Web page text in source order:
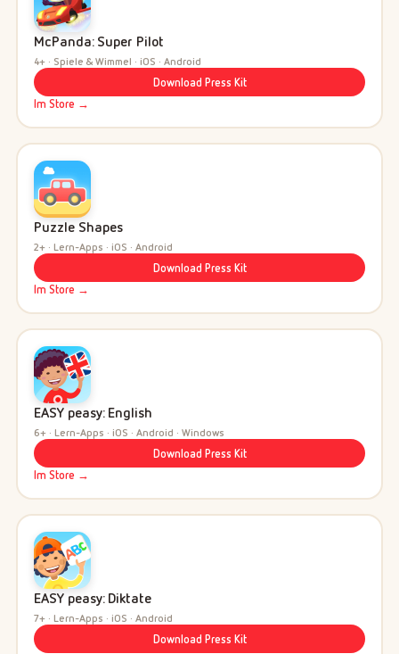
McPanda: Super Pilot
4+ · Spiele & Wimmel · iOS · Android
Download Press Kit
Im Store →
Puzzle Shapes
2+ · Lern-Apps · iOS · Android
Download Press Kit
Im Store →
EASY peasy: English
6+ · Lern-Apps · iOS · Android · Windows
Download Press Kit
Im Store →
EASY peasy: Diktate
7+ · Lern-Apps · iOS · Android
Download Press Kit